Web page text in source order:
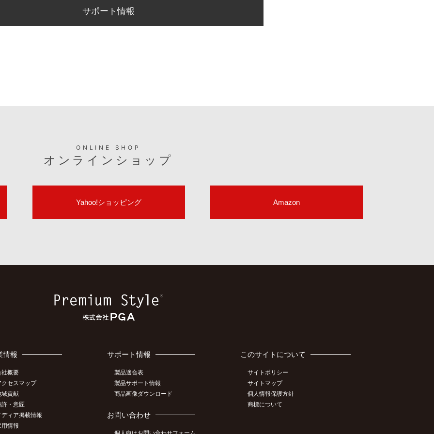
サポート情報
ONLINE SHOP
オンラインショップ
Yahoo!ショッピング Amazon
情報
社概要
クセスマップ
域貢献
許・意匠
ディア掲載情報
用情報
サポート情報
製品適合表
製品サポート情報
商品画像ダウンロード
お問い合わせ
このサイトについて
サイトポリシー
サイトマップ
個人情報保護方針
商標について